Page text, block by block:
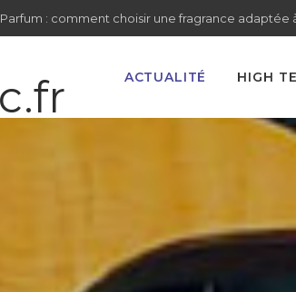
Parfum : comment choisir une fragrance adaptée
ACTUALITÉ HIGH